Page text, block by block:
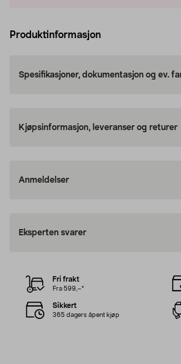
Produktinformasjon
Spesifikasjoner, dokumentasjon og ev.
Kjøpsinformasjon, leveranser og returer
Anmeldelser
Eksperten svarer
Fri frakt
Fra 599,–*
Sikkert
365 dagers åpent kjøp